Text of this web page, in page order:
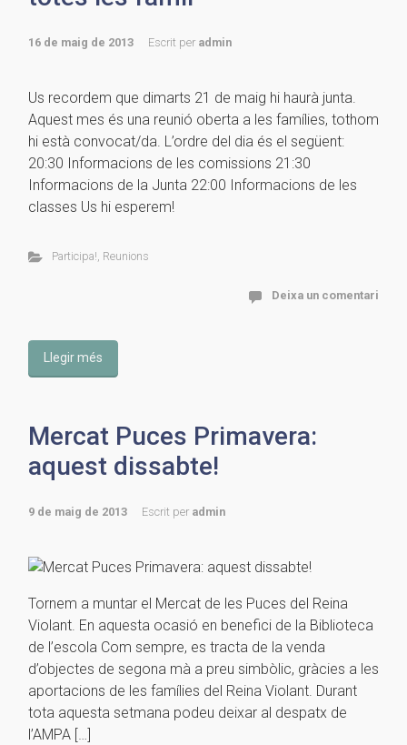
16 de maig de 2013 Escrit per admin
Us recordem que dimarts 21 de maig hi haurà junta.
Aquest mes és una reunió oberta a les famílies, tothom
hi està convocat/da. L’ordre del dia és el següent:
20:30 Informacions de les comissions 21:30
Informacions de la Junta 22:00 Informacions de les
classes Us hi esperem!
Participa!, Reunions
Deixa un comentari
Llegir més
Mercat Puces Primavera:
aquest dissabte!
9 de maig de 2013 Escrit per admin
Tornem a muntar el Mercat de les Puces del Reina
Violant. En aquesta ocasió en benefici de la Biblioteca
de l’escola Com sempre, es tracta de la venda
d’objectes de segona mà a preu simbòlic, gràcies a les
aportacions de les famílies del Reina Violant. Durant
tota aquesta setmana podeu deixar al despatx de
l’AMPA […]